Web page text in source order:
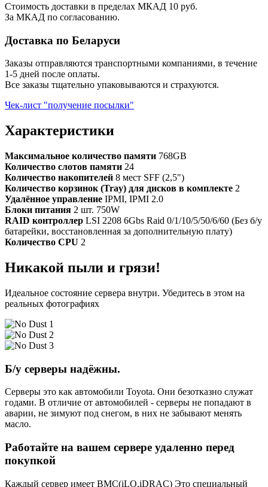
Стоимость доставки в пределах МКАД 10 руб.
За МКАД по согласованию.
Доставка по Беларуси
Заказы отправляются транспортными компаниями, в течение
1-5 дней после оплаты.
Все заказы тщательно упаковываются и страхуются.
Чек-лист "получение посылки"
Характеристики
Максимальное количество памяти 768GB
Количество слотов памяти 24
Количество накопителей 8 мест SFF (2,5")
Количество корзинок (Tray) для дисков в комплекте 2
Удалённое управление IPMI, IPMI 2.0
Блоки питания 2 шт. 750W
RAID контроллер LSI 2208 6Gbs Raid 0/1/10/5/50/6/60 (Без б/у
батарейки, восстановленная за дополнительную плату)
Количество CPU 2
Никакой пыли и грязи!
Идеальное состояние сервера внутри. Убедитесь в этом на
реальных фотографиях
Б/у серверы надёжны.
Серверы это как автомобили Toyota. Они безотказно служат
годами. В отличие от автомобилей - серверы не попадают в
аварии, не зимуют под снегом, в них не забывают менять
масло.
Работайте на вашем сервере удаленно перед
покупкой
Каждый сервер имеет BMC(iLO,iDRAC) Это специальный